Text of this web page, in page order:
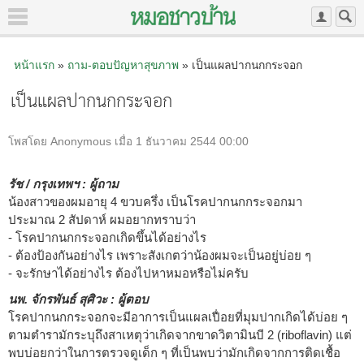
หน้าแรก» ถาม-ตอบปัญหาสุขภาพ» เป็นแผลปากนกกระจอก
เป็นแผลปากนกกระจอก
โพสโดย Anonymous เมื่อ 1 ธันวาคม 2544 00:00
รัช / กรุงเทพฯ : ผู้ถาม
น้องสาวของผมอายุ 4 ขวบครึ่ง เป็นโรคปากนกกระจอกมา
ประมาณ 2 สัปดาห์ ผมอยากทราบว่า
- โรคปากนกกระจอกเกิดขึ้นได้อย่างไร
- ต้องป้องกันอย่างไร เพราะสังเกตว่าน้องผมจะเป็นอยู่บ่อย ๆ
- จะรักษาได้อย่างไร ต้องไปหาหมอหรือไม่ครับ
นพ. จักรพันธ์ สุศิวะ : ผู้ตอบ
โรคปากนกกระจอกจะมีอาการเป็นแผลเปื่อยที่มุมปากเกิดได้บ่อย ๆ
ตามตำรามักระบุถึงสาเหตุว่าเกิดจากขาดวิตามินบี 2 (riboflavin) แต่
พบบ่อยกว่าในการตรวจดูเด็ก ๆ ที่เป็นพบว่ามักเกิดจากการติดเชื้อ